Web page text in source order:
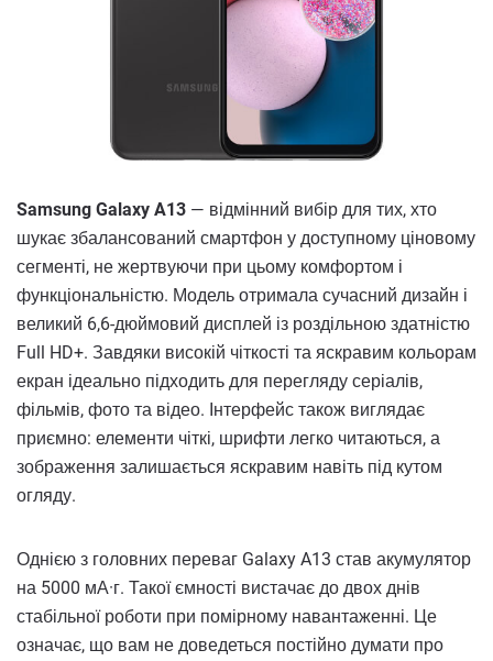
Samsung Galaxy A13 — відмінний вибір для тих, хто
шукає збалансований смартфон у доступному ціновому
сегменті, не жертвуючи при цьому комфортом і
функціональністю. Модель отримала сучасний дизайн і
великий 6,6-дюймовий дисплей із роздільною здатністю
Full HD+. Завдяки високій чіткості та яскравим кольорам
екран ідеально підходить для перегляду серіалів,
фільмів, фото та відео. Інтерфейс також виглядає
приємно: елементи чіткі, шрифти легко читаються, а
зображення залишається яскравим навіть під кутом
огляду.
Однією з головних переваг Galaxy A13 став акумулятор
на 5000 мА·г. Такої ємності вистачає до двох днів
стабільної роботи при помірному навантаженні. Це
означає, що вам не доведеться постійно думати про